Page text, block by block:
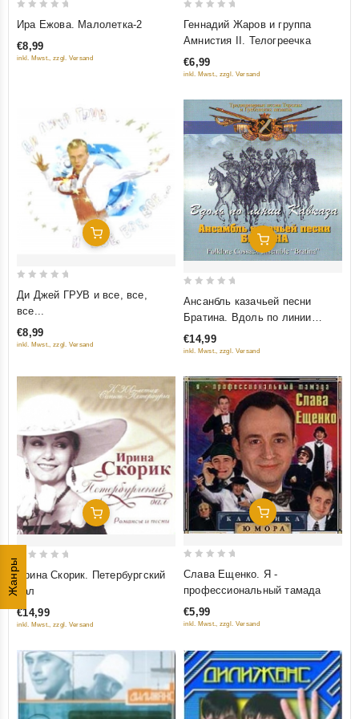
Жанры
out
of
Ира Ежова. Малолетка-2
€8,99
inkl. Mwst., zzgl. Versand
5
Геннадий Жаров и группа
Амнистия II. Телогреечка
€6,99
inkl. Mwst., zzgl. Versand
Добавить В Корзину
out
5
Ди Джей ГРУВ и все, все,
все...
€8,99
inkl. Mwst., zzgl. Versand
Добавить В Корзину
5
Ансанбль казачьей песни
Братина. Вдоль по линии
Кавказа
€14,99
inkl. Mwst., zzgl. Versand
Добавить В Корзину
5
Ирина Скорик. Петербургский
бал
€14,99
inkl. Mwst., zzgl. Versand
Добавить В Корзину
5
Слава Ещенко. Я -
профессиональный тамада
€5,99
inkl. Mwst., zzgl. Versand